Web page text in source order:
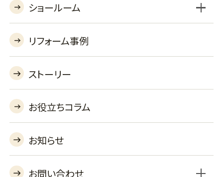
BSLプラン セレクトプラン
収納オプション 機器オプションを見る
あんしん保証
工事対応エリア
ショールーム
リフォームショールーム
リフォーム事例
ストーリー
お役立ちコラム
お知らせ
お問い合わせ